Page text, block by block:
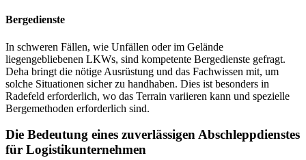
Bergedienste
In schweren Fällen, wie Unfällen oder im Gelände
liegengebliebenen LKWs, sind kompetente Bergedienste gefragt.
Deha bringt die nötige Ausrüstung und das Fachwissen mit, um
solche Situationen sicher zu handhaben. Dies ist besonders in
Radefeld erforderlich, wo das Terrain variieren kann und spezielle
Bergemethoden erforderlich sind.
Die Bedeutung eines zuverlässigen Abschleppdienstes
für Logistikunternehmen